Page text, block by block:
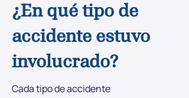
¿En qué tipo de
accidente estuvo
involucrado?
Cada tipo de accidente